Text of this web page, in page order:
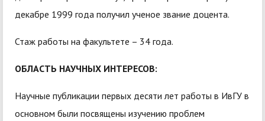
декабре 1999 года получил ученое звание доцента.
Стаж работы на факультете – 34 года.
ОБЛАСТЬ НАУЧНЫХ ИНТЕРЕСОВ:
Научные публикации первых десяти лет работы в ИвГУ в
основном были посвящены изучению проблем